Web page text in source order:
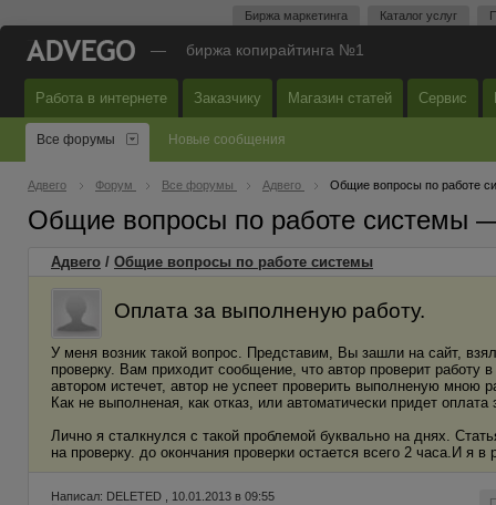
Биржа маркетинга Каталог услуг
— биржа копирайтинга №1
Работа в интернете Заказчику Магазин статей Сервис
Все форумы Новые сообщения
Адвего Форум Все форумы Адвего Общие вопросы по работе
Общие вопросы по работе системы
Адвего / Общие вопросы по работе системы
Оплата за выполненую работу.
У меня возник такой вопрос. Представим, Вы зашли на сайт,
проверку. Вам приходит сообщение, что автор проверит
автором истечет, автор не успеет проверить выполненую мною
Как не выполненая, как отказ, или автоматически придет оплата
Лично я сталкнулся с такой проблемой буквально на днях.
на проверку. до окончания проверки остается всего 2 часа.И я
Написал: DELETED , 10.01.2013 в 09:55